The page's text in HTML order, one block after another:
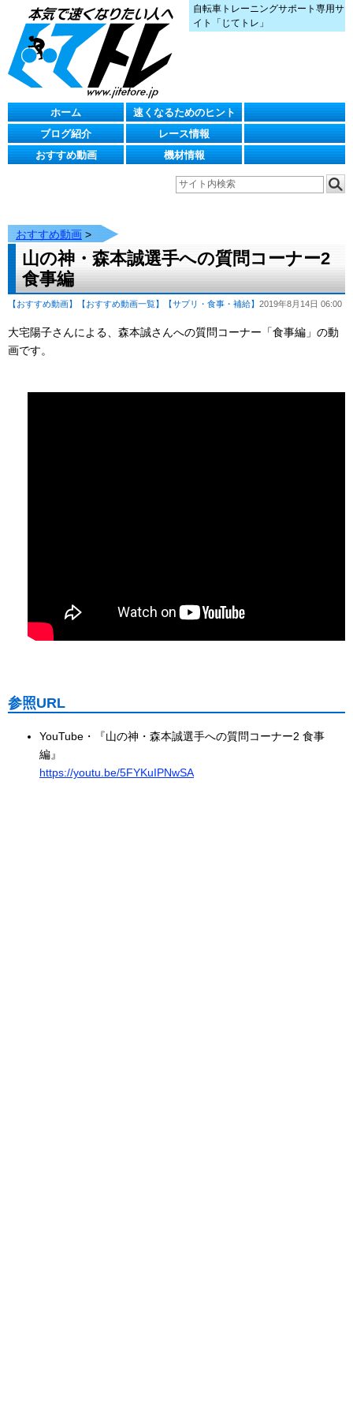
自転車トレーニングサポート専用サ
イト「じてトレ」
ホーム
速くなるためのヒント
ブログ紹介
レース情報
おすすめ動画
機材情報
おすすめ動画 >
山の神・森本誠選手への質問コーナー2
食事編
【おすすめ動画】 【おすすめ動画一覧】 【サプリ・食事・補給】 2019年8月14日 06:00
大宅陽子さんによる、森本誠さんへの質問コーナー「食事編」の動
画です。
参照URL
YouTube・『山の神・森本誠選手への質問コーナー2 食事
編』
https://youtu.be/5FYKuIPNwSA